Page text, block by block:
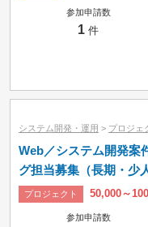
参加申請数
1 件
システム開発・運用 > プロジェ
Web／システム開発案
グ担当募集（長期・少
プロジェクト 50,000～
参加申請数